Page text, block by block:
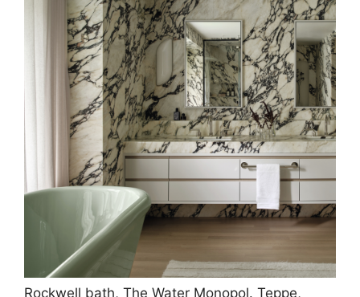
Rockwell bath, The Water Monopol. Teppe,